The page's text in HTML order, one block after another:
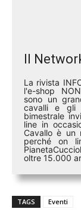
Il
La rivista
l'e-shop
sono un
cavalli e gli
bimestrale
line in
Cavallo è un
perché on
oltre 15.000
TAGS Eventi